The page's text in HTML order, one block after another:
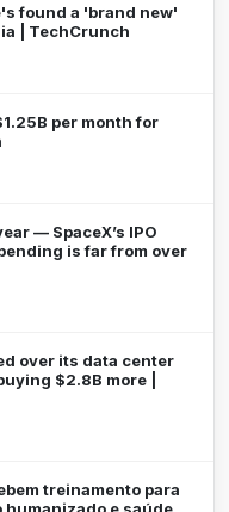
found a 'brand new'
| TechCrunch
per month for
— SpaceX’s IPO
is far from over
over its data center
$2.8B more |
treinamento para